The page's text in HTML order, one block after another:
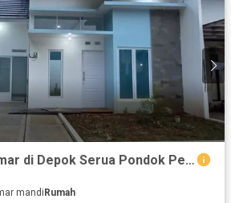
Rumah Hook 3 Kamar di Depok Serua Pondok Petir, Asri dan Murah!
mandi Rumah